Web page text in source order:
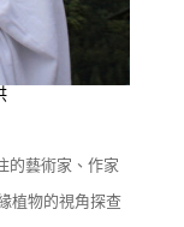
的藝術家 、 作家
植物的視角探查